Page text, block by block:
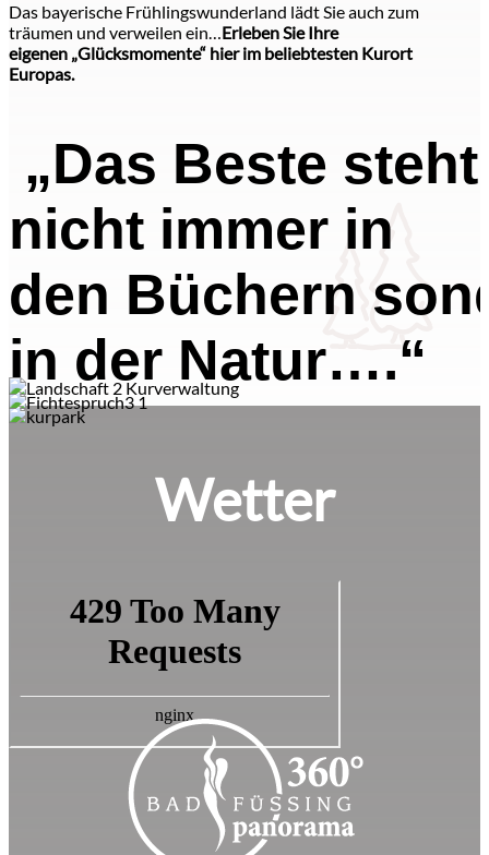
Das bayerische Frühlingswunderland lädt Sie auch zum
träumen und verweilen ein…Erleben Sie Ihre
eigenen „Glücksmomente“ hier im beliebtesten Kurort
Europas.
„Das Beste steht
nicht immer in
den Büchern
in der Natur….“
Wetter